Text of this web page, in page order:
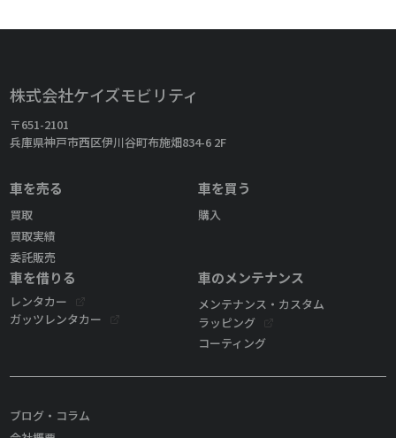
株式会社ケイズモビリティ
〒651-2101
兵庫県神戸市西区伊川谷町布施畑834-6 2F
車を売る
買取
買取実績
委託販売
車を買う
購入
車を借りる
レンタカー
ガッツレンタカー
車のメンテナンス
メンテナンス・カスタム
ラッピング
コーティング
ブログ・コラム